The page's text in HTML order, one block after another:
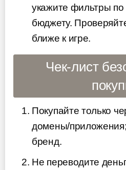
укажите фильтры по
бюджету.
ближе к игре.
Чек-лист
Покупайте только
домены/
бренд.
Не переводите